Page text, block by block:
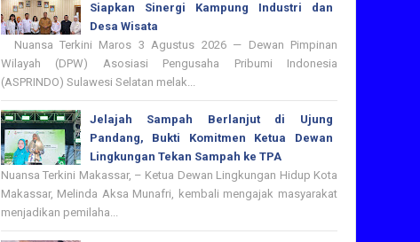
Siapkan Sinergi Kampung Industri dan
Desa Wisata
Nuansa Terkini Maros 3 Agustus 2026 — Dewan Pimpinan
Wilayah (DPW) Asosiasi Pengusaha Pribumi Indonesia
(ASPRINDO) Sulawesi Selatan melak...
Jelajah Sampah Berlanjut di Ujung
Pandang, Bukti Komitmen Ketua Dewan
Lingkungan Tekan Sampah ke TPA
Nuansa Terkini Makassar, – Ketua Dewan Lingkungan Hidup Kota
Makassar, Melinda Aksa Munafri, kembali mengajak masyarakat
menjadikan pemilaha...